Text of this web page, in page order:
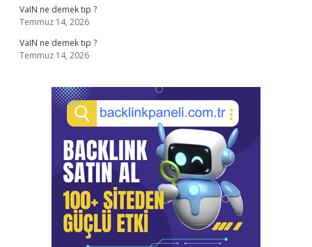
VaIN ne demek tıp ?
Temmuz 14, 2026
VaIN ne demek tıp ?
Temmuz 14, 2026